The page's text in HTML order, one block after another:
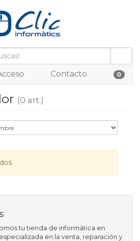
Contacto 0
(0 art.)
tu tienda de informática en
en la venta, reparación y